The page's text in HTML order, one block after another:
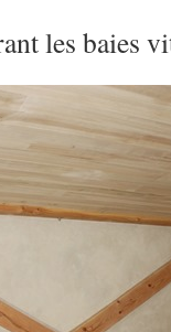
les baies